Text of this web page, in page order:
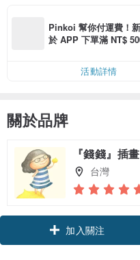
Pinkoi 幫你付運費！
於 APP 下單滿 NT$
活動詳情
關於品牌
『錢錢』插畫
台灣
加入關注